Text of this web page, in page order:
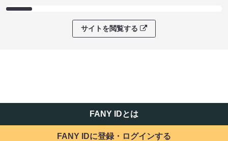
サイトを閲覧する
FANY IDとは
FANY IDに登録・ログインする